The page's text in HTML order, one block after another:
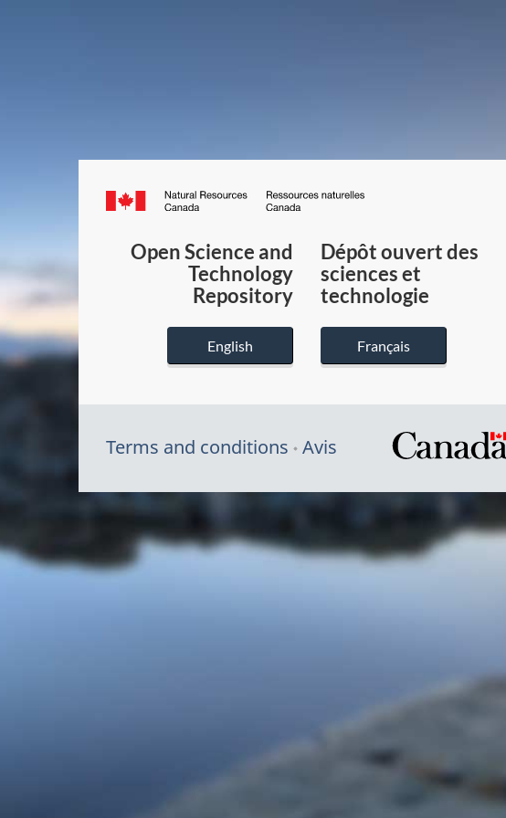
Canada.ca
du
Canada
Open Science and
Technology
Repository
English
Dépôt ouvert des
sciences et
technologie
Français
Terms and conditions Avis